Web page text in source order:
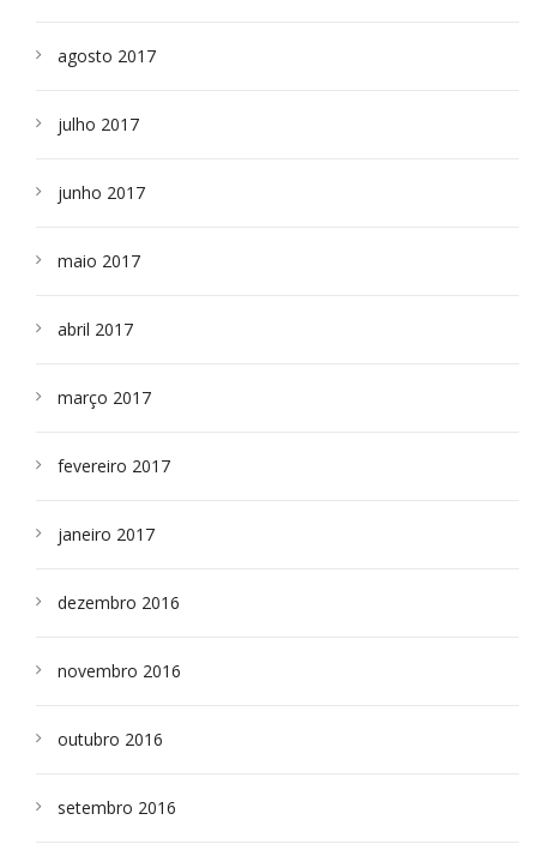
agosto 2017
julho 2017
junho 2017
maio 2017
abril 2017
março 2017
fevereiro 2017
janeiro 2017
dezembro 2016
novembro 2016
outubro 2016
setembro 2016